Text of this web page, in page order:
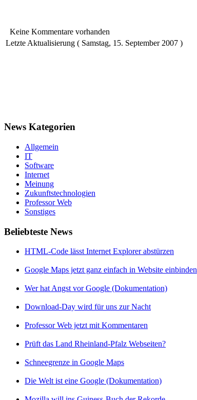
Keine Kommentare vorhanden
Letzte Aktualisierung ( Samstag, 15. September 2007 )
News Kategorien
Allgemein
IT
Software
Internet
Meinung
Zukunftstechnologien
Professor Web
Sonstiges
Beliebteste News
HTML-Code lässt Internet Explorer abstürzen
Google Maps jetzt ganz einfach in Website einbinden
Wer hat Angst vor Google (Dokumentation)
Download-Day wird für uns zur Nacht
Professor Web jetzt mit Kommentaren
Prüft das Land Rheinland-Pfalz Webseiten?
Schneegrenze in Google Maps
Die Welt ist eine Google (Dokumentation)